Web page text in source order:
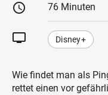
schedule 76 Minuten
tv Disney+
Wie findet man als
rettet einen vor